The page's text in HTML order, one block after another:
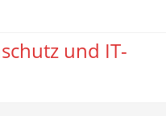
und IT-